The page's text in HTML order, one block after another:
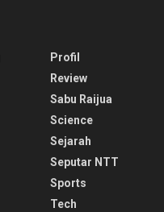
Profil
Review
Sabu Raijua
Science
Sejarah
Seputar NTT
Sports
Tech